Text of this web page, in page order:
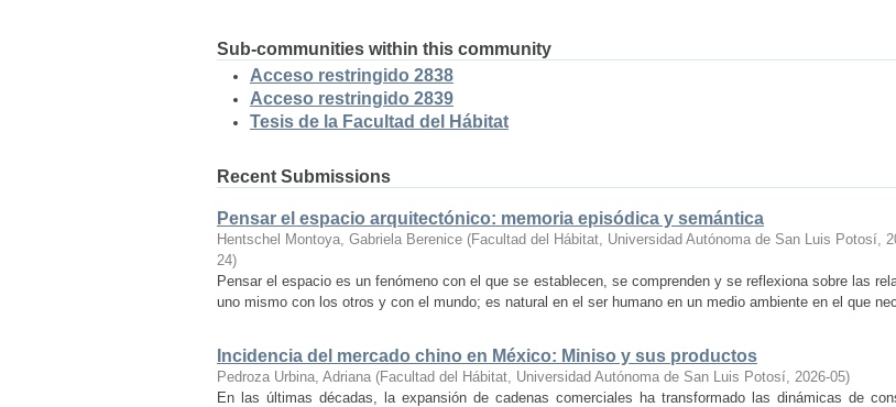
Sub-communities within this community
Acceso restringido 2838
Acceso restringido 2839
Tesis de la Facultad del Hábitat
Recent Submissions
Pensar el espacio arquitectónico: memoria episódica y semántica
Hentschel Montoya, Gabriela Berenice (Facultad del Hábitat, Universidad Autónoma de San Luis Potosí,
24)
Pensar el espacio es un fenómeno con el que se establecen, se comprenden y se reflexiona sobre las
uno mismo con los otros y con el mundo; es natural en el ser humano en un medio ambiente en el que
Incidencia del mercado chino en México: Miniso y sus productos
Pedroza Urbina, Adriana (Facultad del Hábitat, Universidad Autónoma de San Luis Potosí, 2026-05)
En las últimas décadas, la expansión de cadenas comerciales ha transformado las dinámicas de